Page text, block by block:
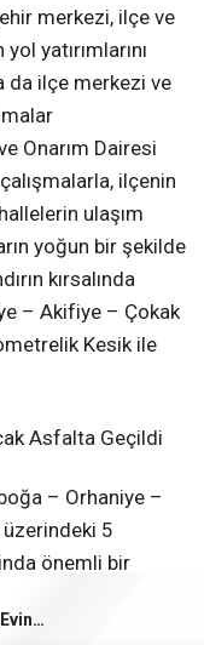
Ali Kazancı’dan Vefa Örneği: Verdiği Sözü Tutarak Adaylıktan ÇekildiBüyükşehir, Andırın’da Yol Yatırımlarını Artırarak Sürdürüyor
merkezi, ilçe ve
yatırımlarını
da ilçe merkezi ve
Onarım Dairesi
ilçenin
ulaşım
yoğun bir şekilde
kırsalında
– Akifiye – Çokak
Kesik ile
Asfalta Geçildi
– Orhaniye –
5
önemli bir
için
vatandaşların
Çağlayancerit’te Uzman Çavuş Evinde Ölü Bulundu